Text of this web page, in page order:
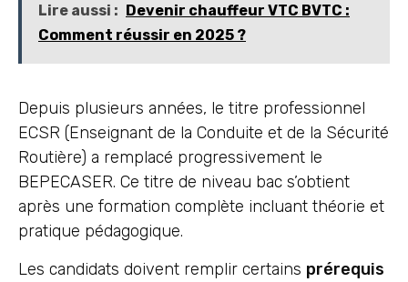
Lire aussi :
Devenir chauffeur VTC BVTC :
Comment réussir en 2025 ?
Depuis plusieurs années, le titre professionnel
ECSR (Enseignant de la Conduite et de la Sécurité
Routière) a remplacé progressivement le
BEPECASER. Ce titre de niveau bac s’obtient
après une formation complète incluant théorie et
pratique pédagogique.
Les candidats doivent remplir certains prérequis